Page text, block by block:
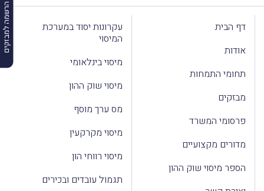
הרשמה למבזקים
דף הבית
אודות
תחומי התמחות
מבזקים
פרסומי המשרד
מדורים מקצועיים
הספר מיסוי שוק ההון
עקרונות יסוד במערכת
המיסוי
מיסוי בינלאומי
מיסוי שוק ההון
מס ערך מוסף
מיסוי מקרקעין
מיסוי רווחי הון
תגמול עובדים ובכירים